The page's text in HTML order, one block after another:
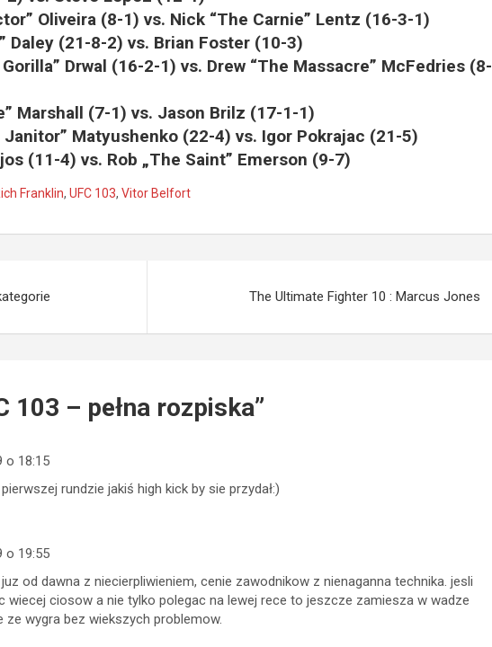
Oliveira (8-1) vs. Nick “The Carnie” Lentz (16-3-1)
Daley (21-8-2) vs. Brian Foster (10-3)
Drwal (16-2-1) vs. Drew “The Massacre” McFedries (8-
Marshall (7-1) vs. Jason Brilz (17-1-1)
Matyushenko (22-4) vs. Igor Pokrajac (21-5)
(11-4) vs. Rob „The Saint” Emerson (9-7)
Franklin, UFC 103, Vitor Belfort
The Ultimate Fighter 10 : Marcus Jones
103 – pełna rozpiska”
o 18:15
rundzie jakiś high kick by sie przydał:)
o 19:55
od dawna z niecierpliwieniem, cenie zawodnikow z nienaganna technika. jesli
wiecej ciosow a nie tylko polegac na lewej rece to jeszcze zamiesza w wadze
ze wygra bez wiekszych problemow.